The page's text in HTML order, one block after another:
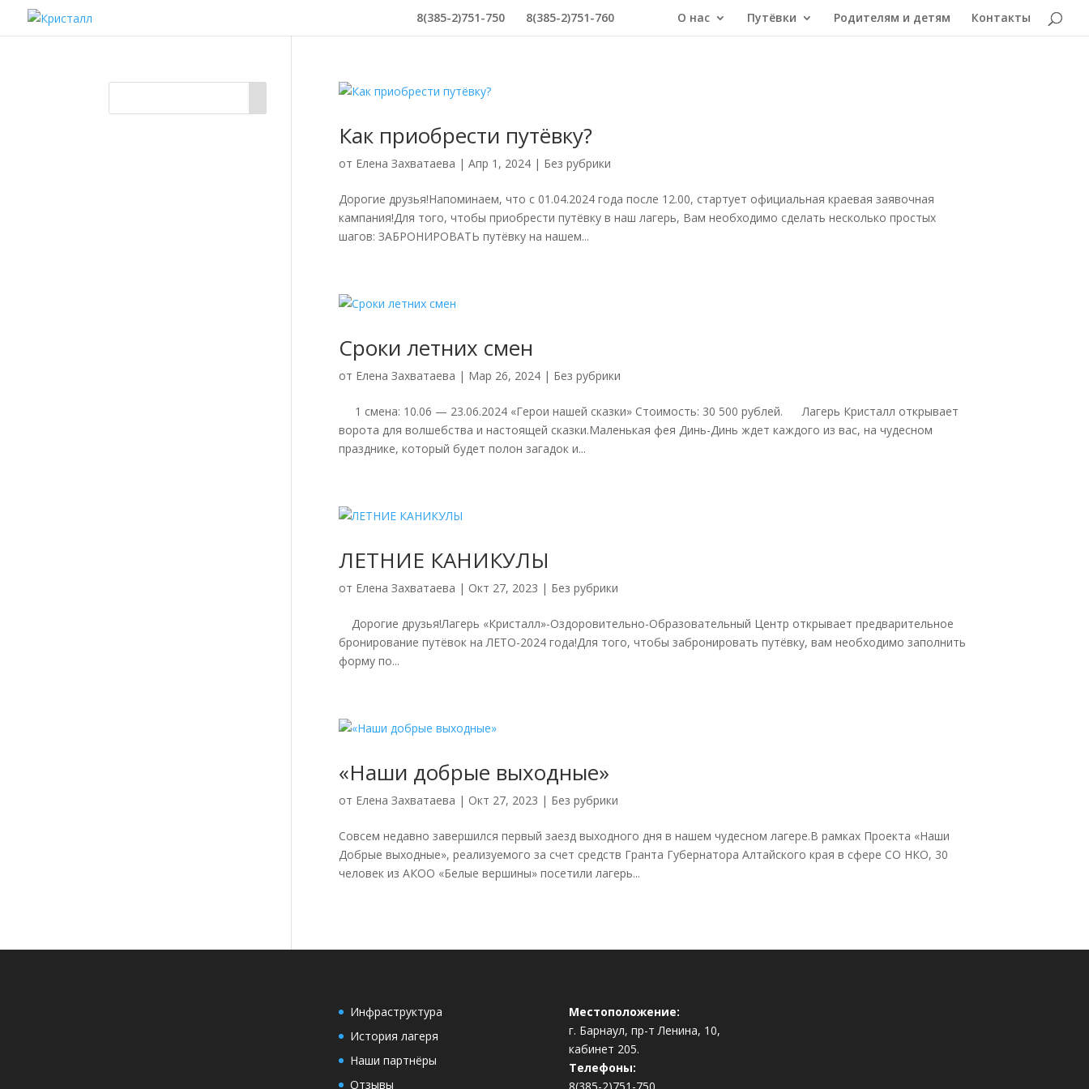
8(385-2)751-750 8(385-2)751-760 О нас Путёвки Родителям и детям Контакты
Как приобрести путёвку?
от Елена Захватаева | Апр 1, 2024| Без рубрики
Дорогие друзья!Напоминаем, что с 01.04.2024 года после 12.00, стартует официальная краевая заявочная
кампания!Для того, чтобы приобрести путёвку в наш лагерь, Вам необходимо сделать несколько простых
шагов: ЗАБРОНИРОВАТЬ путёвку на нашем...
Сроки летних смен
от Елена Захватаева | Мар 26, 2024| Без рубрики
1 смена: 10.06 — 23.06.2024 «Герои нашей сказки» Стоимость: 30 500 рублей. Лагерь Кристалл открывает
ворота для волшебства и настоящей сказки.Маленькая фея Динь-Динь ждет каждого из вас, на чудесном
празднике, который будет полон загадок и...
ЛЕТНИЕ КАНИКУЛЫ
от Елена Захватаева | Окт 27, 2023 | Без рубрики
Дорогие друзья!Лагерь «Кристалл»-Оздоровительно-Образовательный Центр открывает предварительное
бронирование путёвок на ЛЕТО-2024 года!Для того, чтобы забронировать путёвку, вам необходимо заполнить
форму по...
«Наши добрые выходные»
от Елена Захватаева | Окт 27, 2023 | Без рубрики
Совсем недавно завершился первый заезд выходного дня в нашем чудесном лагере.В рамках Проекта «Наши
Добрые выходные», реализуемого за счет средств Гранта Губернатора Алтайского края в сфере СО НКО, 30
человек из АКОО «Белые вершины» посетили лагерь...
Инфраструктура
История лагеря
Наши партнёры
Отзывы
Местоположение:
г. Барнаул, пр-т Ленина, 10,
кабинет 205.
Телефоны:
8(385-2)751-750